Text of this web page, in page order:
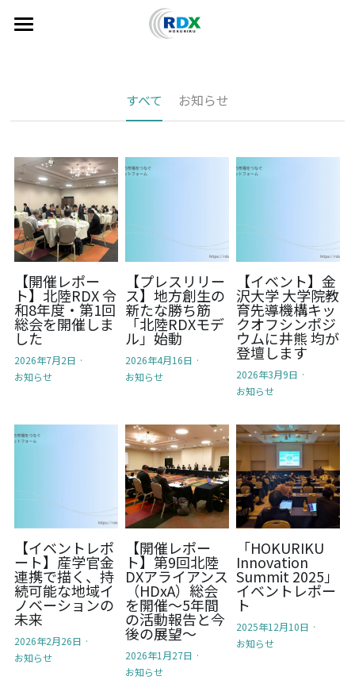
北陸の魅力
note
ニュース
北陸RDXとは
相談・お問い合わせ
すべて お知らせ
【開催レポー
ト】北陸RDX 令
和8年度・第1回
総会を開催しま
した
2026年7月2日 ·
お知らせ
【プレスリリー
ス】地方創生の
新たな勝ち筋
「北陸RDXモデ
ル」始動
2026年4月16日 ·
お知らせ
【イベント】金
沢大学 大学院教
育先導機構キッ
クオフシンポジ
ウムに井熊 均が
登壇します
2026年3月9日 ·
お知らせ
【イベントレポ
ート】産学官金
連携で描く、持
続可能な地域イ
ノベーションの
未来
2026年2月26日 ·
お知らせ
【開催レポー
ト】第9回北陸
DXアライアンス
（HDxA）総会
を開催～5年間
の活動報告と今
後の展望～
2026年1月27日 ·
お知らせ
「HOKURIKU
Innovation
Summit 2025」
イベントレポー
ト
2025年12月10日 ·
お知らせ
ブログカテゴリー